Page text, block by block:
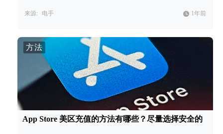
来源: 电手 1年前
方法
App Store 美区充值的方法有哪些？尽量选择安全的